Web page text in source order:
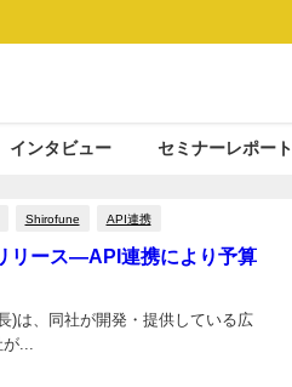
インタビュー セミナーレポート
Shirofune API連携
リース―API連携により予算
)は、同社が開発・提供している広
...